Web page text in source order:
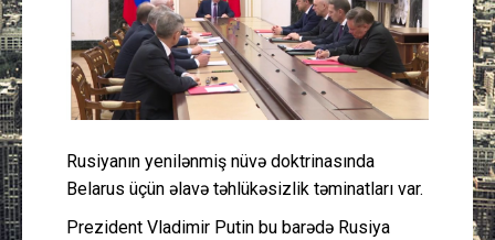
İdman
Layihə
Gündəm
Cəmiyyət
Rusiyanın yenilənmiş nüvə doktrinasında
Belarus üçün əlavə təhlükəsizlik təminatları var.
Prezident Vladimir Putin bu barədə Rusiya